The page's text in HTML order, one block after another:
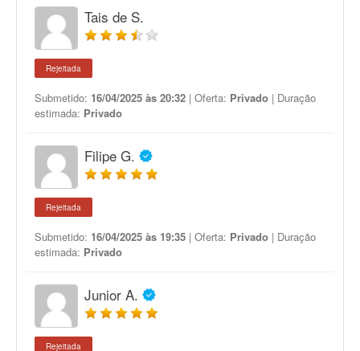
Tais de S.
Rejeitada
Submetido: 16/04/2025 às 20:32 | Oferta: Privado | Duração
estimada: Privado
Filipe G.
Rejeitada
Submetido: 16/04/2025 às 19:35 | Oferta: Privado | Duração
estimada: Privado
Junior A.
Rejeitada